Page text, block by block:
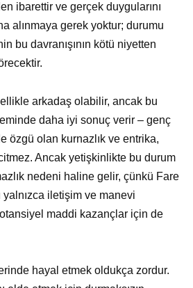
ibarettir ve gerçek duygularını
alınmaya gerek yoktur; durumu
bu davranışının kötü niyetten
arkadaş olabilir, ancak bu
daha iyi sonuç verir – genç
özgü olan kurnazlık ve entrika,
Ancak yetişkinlikte bu durum
nedeni haline gelir, çünkü Fare
yalnızca iletişim ve manevi
maddi kazançlar için de
hayal etmek oldukça zordur.